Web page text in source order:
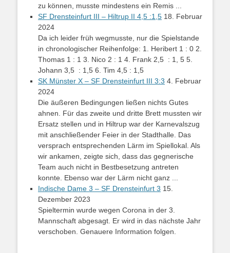
zu können, musste mindestens ein Remis ...
SF Drensteinfurt III – Hiltrup II 4,5 :1,5 18. Februar
2024
Da ich leider früh wegmusste, nur die Spielstande
in chronologischer Reihenfolge: 1. Heribert 1 : 0 2.
Thomas 1 : 1 3. Nico 2 : 1 4. Frank 2,5 : 1, 5 5.
Johann 3,5 : 1,5 6. Tim 4,5 : 1,5
SK Münster X – SF Drensteinfurt III 3:3 4. Februar
2024
Die äußeren Bedingungen ließen nichts Gutes
ahnen. Für das zweite und dritte Brett mussten wir
Ersatz stellen und in Hiltrup war der Karnevalszug
mit anschließender Feier in der Stadthalle. Das
versprach entsprechenden Lärm im Spiellokal. Als
wir ankamen, zeigte sich, dass das gegnerische
Team auch nicht in Bestbesetzung antreten
konnte. Ebenso war der Lärm nicht ganz ...
Indische Dame 3 – SF Drensteinfurt 3 15.
Dezember 2023
Spieltermin wurde wegen Corona in der 3.
Mannschaft abgesagt. Er wird in das nächste Jahr
verschoben. Genauere Information folgen.